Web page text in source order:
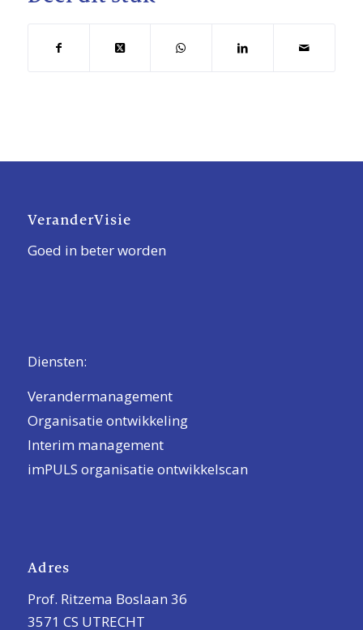
VeranderVisie
Goed in beter worden
Diensten:
Verandermanagement
Organisatie ontwikkeling
Interim management
imPULS organisatie ontwikkelscan
Adres
Prof. Ritzema Boslaan 36
3571 CS UTRECHT